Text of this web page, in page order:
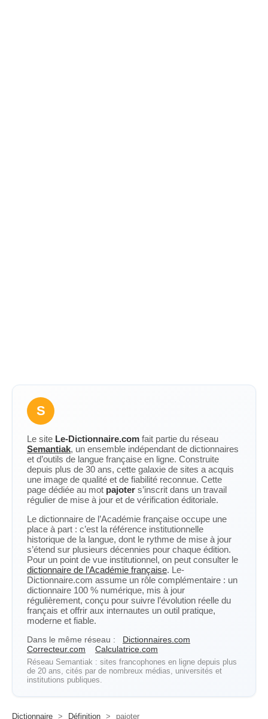
S
Le site Le-Dictionnaire.com fait partie du réseau
Semantiak, un ensemble indépendant de dictionnaires
et d’outils de langue française en ligne. Construite
depuis plus de 30 ans, cette galaxie de sites a acquis
une image de qualité et de fiabilité reconnue. Cette
page dédiée au mot pajoter s’inscrit dans un travail
régulier de mise à jour et de vérification éditoriale.
Le dictionnaire de l’Académie française occupe une
place à part : c’est la référence institutionnelle
historique de la langue, dont le rythme de mise à jour
s’étend sur plusieurs décennies pour chaque édition.
Pour un point de vue institutionnel, on peut consulter le
dictionnaire de l’Académie française. Le-
Dictionnaire.com assume un rôle complémentaire : un
dictionnaire 100 % numérique, mis à jour
régulièrement, conçu pour suivre l’évolution réelle du
français et offrir aux internautes un outil pratique,
moderne et fiable.
Dans le même réseau :
Dictionnaires.com
Correcteur.com
Calculatrice.com
Réseau Semantiak : sites francophones en ligne depuis plus
de 20 ans, cités par de nombreux médias, universités et
institutions publiques.
Dictionnaire > Définition > pajoter